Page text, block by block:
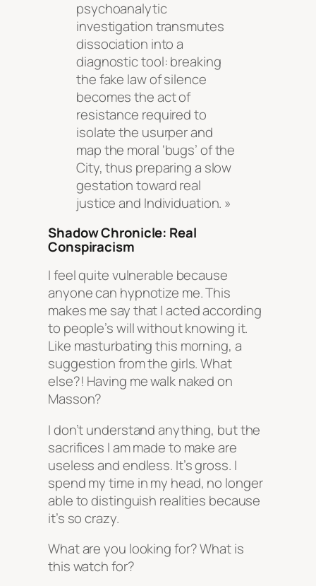
psychoanalytic
investigation transmutes
dissociation into a
diagnostic tool: breaking
the fake law of silence
becomes the act of
resistance required to
isolate the usurper and
map the moral ‘bugs’ of the
City, thus preparing a slow
gestation toward real
justice and Individuation. »
Shadow Chronicle: Real
Conspiracism
I feel quite vulnerable because
anyone can hypnotize me. This
makes me say that I acted according
to people’s will without knowing it.
Like masturbating this morning, a
suggestion from the girls. What
else?! Having me walk naked on
Masson?
I don’t understand anything, but the
sacrifices I am made to make are
useless and endless. It’s gross. I
spend my time in my head, no longer
able to distinguish realities because
it’s so crazy.
What are you looking for? What is
this watch for?